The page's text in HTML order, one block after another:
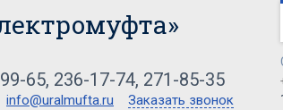
65, 236-17-74, 271-85-35
info@uralmufta.ru Заказать звонок